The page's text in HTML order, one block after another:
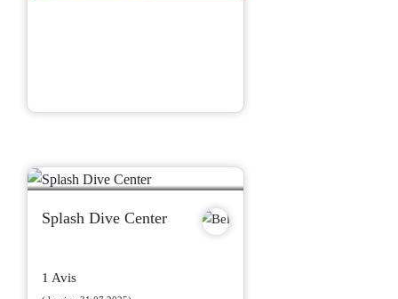
Splash Dive Center
1 Avis